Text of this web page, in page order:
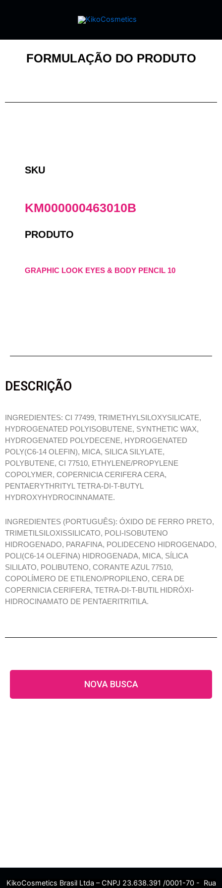
FORMULAÇÃO DO PRODUTO
SKU
KM000000463010B
PRODUTO
GRAPHIC LOOK EYES & BODY PENCIL 10
DESCRIÇÃO
INGREDIENTES: CI 77499, TRIMETHYLSILOXYSILICATE,
HYDROGENATED POLYISOBUTENE, SYNTHETIC WAX,
HYDROGENATED POLYDECENE, HYDROGENATED
POLY(C6-14 OLEFIN), MICA, SILICA SILYLATE,
POLYBUTENE, CI 77510, ETHYLENE/PROPYLENE
COPOLYMER, COPERNICIA CERIFERA CERA,
PENTAERYTHRITYL TETRA-DI-T-BUTYL
HYDROXYHYDROCINNAMATE.
INGREDIENTES (PORTUGUÊS): ÓXIDO DE FERRO PRETO,
TRIMETILSILOXISSILICATO, POLI-ISOBUTENO
HIDROGENADO, PARAFINA, POLIDECENO HIDROGENADO,
POLI(C6-14 OLEFINA) HIDROGENADA, MICA, SÍLICA
SILILATO, POLIBUTENO, CORANTE AZUL 77510,
COPOLÍMERO DE ETILENO/PROPILENO, CERA DE
COPERNICIA CERIFERA, TETRA-DI-T-BUTIL HIDRÓXI-
HIDROCINAMATO DE PENTAERITRITILA.
NOVA BUSCA
KikoCosmetics Brasil Ltda – CNPJ 23.638.391 /0001-70 - Rua